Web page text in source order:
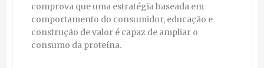
comprova que uma estratégia baseada em
comportamento do consumidor, educação e
construção de valor é capaz de ampliar o
consumo da proteína.